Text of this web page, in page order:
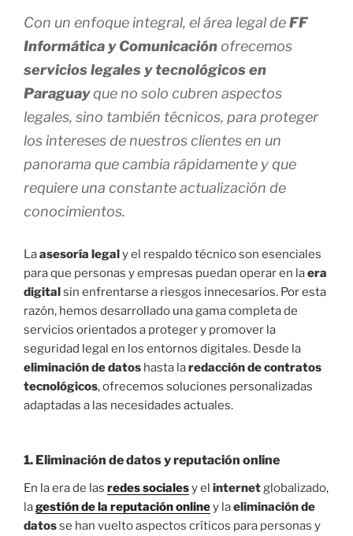
Con un enfoque integral, el área legal deFF
Informática y Comunicaciónofrecemos
servicios legales y tecnológicos en
Paraguayque no solo cubren aspectos
legales, sino también técnicos, para proteger
los intereses de nuestros clientes en un
panorama que cambia rápidamente y que
requiere una constante actualización de
conocimientos.
Laasesoría legal y el respaldo técnico son esenciales
para que personas y empresas puedan operar en laera
digital sin enfrentarse a riesgos innecesarios. Por esta
razón, hemos desarrollado una gama completa de
servicios orientados a proteger y promover la
seguridad legal en los entornos digitales. Desde la
eliminación de datos hasta laredacción de contratos
tecnológicos, ofrecemos soluciones personalizadas
adaptadas a las necesidades actuales.
1. Eliminación de datos y reputación online
En la era de las redes socialesy el internetglobalizado,
lagestión de la reputación onliney laeliminación de
datosse han vuelto aspectos críticos para personas y